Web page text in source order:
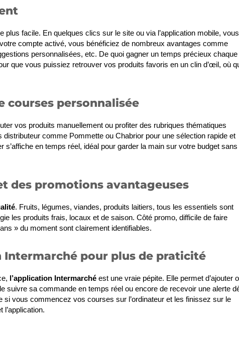
plus facile. En quelques clics sur le site ou via l’application mobile, vous
compte activé, vous bénéficiez de nombreux avantages comme
personnalisées, etc. De quoi gagner un temps précieux chaque
que vous puissiez retrouver vos produits favoris en un clin d’œil, où
courses personnalisée
vos produits manuellement ou profiter des rubriques thématiques
comme Pommette ou Chabrior pour une sélection rapide et
en temps réel, idéal pour garder la main sur votre budget sans
des promotions avantageuses
. Fruits, légumes, viandes, produits laitiers, tous les essentiels sont
les produits frais, locaux et de saison. Côté promo, difficile de faire
» du moment sont clairement identifiables.
Intermarché pour plus de praticité
l’application Intermarché est une vraie pépite. Elle permet d’ajouter
suivre sa commande en temps réel ou encore de recevoir une alerte
vous commencez vos courses sur l’ordinateur et les finissez sur le